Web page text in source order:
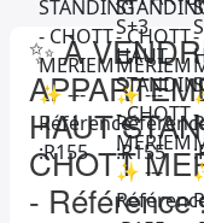
✨ À
HAUT
CHOTT
- Référence